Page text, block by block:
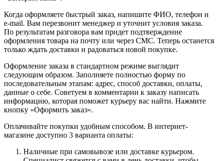
Когда оформляете быстрый заказ, напишите ФИО, телефон и
e-mail. Вам перезвонит менеджер и уточнит условия заказа.
По результатам разговора вам придет подтверждение
оформления товара на почту или через СМС. Теперь останется
только ждать доставки и радоваться новой покупке.
Оформление заказа в стандартном режиме выглядит
следующим образом. Заполняете полностью форму по
последовательным этапам: адрес, способ доставки, оплаты,
данные о себе. Советуем в комментарии к заказу написать
информацию, которая поможет курьеру вас найти. Нажмите
кнопку «Оформить заказ».
Оплачивайте покупки удобным способом. В интернет-
магазине доступно 3 варианта оплаты:
Наличные при самовывозе или доставке курьером.